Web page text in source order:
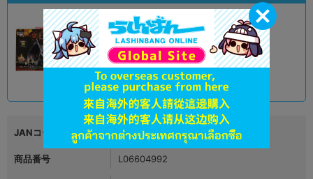
状態 :A
オンライン
品切状態 7,790円 税込
JANコード
商品番号 L06604992